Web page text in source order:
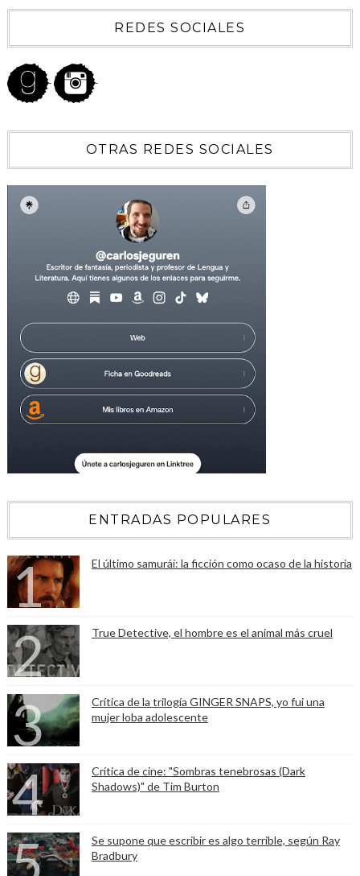
REDES SOCIALES
OTRAS REDES SOCIALES
ENTRADAS POPULARES
El último samurái: la ficción como ocaso de la historia
True Detective, el hombre es el animal más cruel
Crítica de la trilogía GINGER SNAPS, yo fui una
mujer loba adolescente
Crítica de cine: "Sombras tenebrosas (Dark
Shadows)" de Tim Burton
Se supone que escribir es algo terrible, según Ray
Bradbury